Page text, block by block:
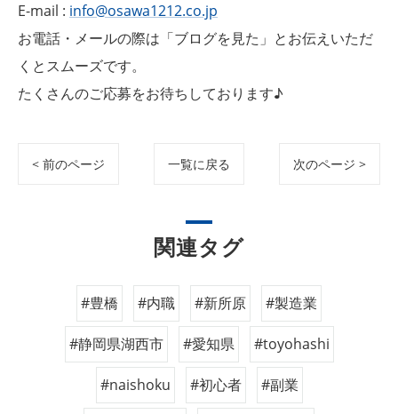
E-mail : info@osawa1212.co.jp
お電話・メールの際は「ブログを見た」とお伝えいただ
くとスムーズです。
たくさんのご応募をお待ちしております♪
< 前のページ 一覧に戻る 次のページ >
関連タグ
#豊橋 #内職 #新所原 #製造業
#静岡県湖西市 #愛知県 #toyohashi
#naishoku #初心者 #副業